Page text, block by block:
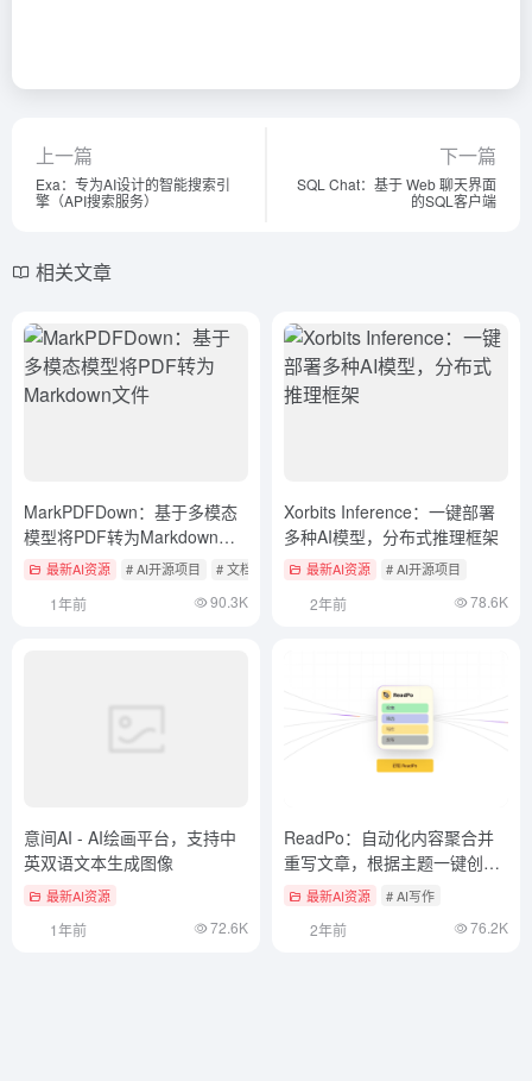
上一篇
Exa：专为AI设计的智能搜索引
擎（API搜索服务）
下一篇
SQL Chat：基于 Web 聊天界面
的SQL客户端
相关文章
MarkPDFDown：基于多模态
模型将PDF转为Markdown文
件 最新AI资源 # AI开源项目 # 文档提取与清洗
1年前 90.3K
Xorbits Inference：一键部署
多种AI模型，分布式推理框架
最新AI资源 # AI开源项目
2年前 78.6K
意间AI - AI绘画平台，支持中
英双语文本生成图像
最新AI资源
1年前 72.6K
ReadPo：自动化内容聚合并
重写文章，根据主题一键创作
图文最新AI资源 # AI写作
2年前 76.2K